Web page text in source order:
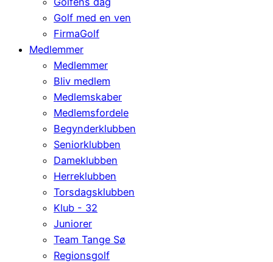
Golf med en ven
FirmaGolf
Medlemmer
Medlemmer
Bliv medlem
Medlemskaber
Medlemsfordele
Begynderklubben
Seniorklubben
Dameklubben
Herreklubben
Torsdagsklubben
Klub - 32
Juniorer
Team Tange Sø
Regionsgolf